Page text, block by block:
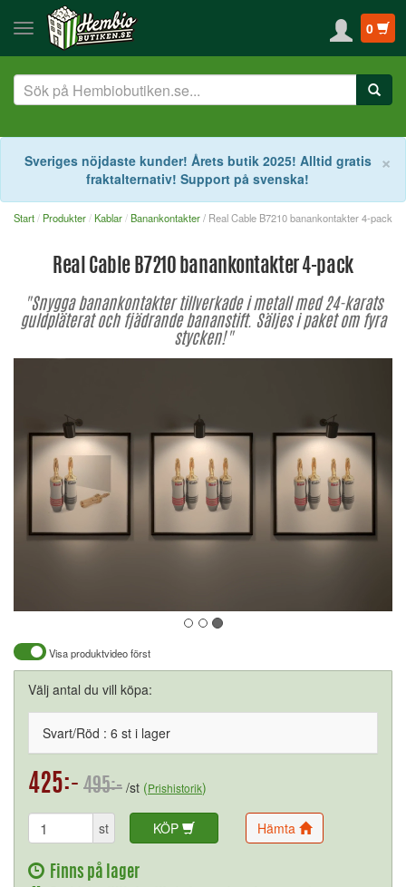
0
×
Sveriges nöjdaste kunder! Årets butik 2025! Alltid gratis
fraktalternativ! Support på svenska!
Start Produkter Kablar Banankontakter/ Real Cable B7210 banankontakter 4-pack
Real Cable B7210 banankontakter 4-pack
"Snygga banankontakter tillverkade i metall med 24-karats
guldpläterat och fjädrande bananstift. Säljes i paket om fyra
stycken!"
Visa produktvideo först
Välj antal du vill köpa:
Svart/Röd : 6 st i lager
425:- 495:- /st (Prishistorik)
st KÖP Hämta
Finns på lager